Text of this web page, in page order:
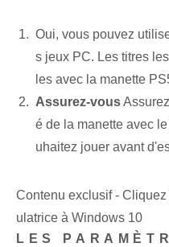
Oui, vous pouvez
s jeux PC. Les titres
les avec la manette
Assurez-vous
é de la manette avec
uhaitez jouer avant
Contenu exclusif -
ulatrice à Windows 10
LES